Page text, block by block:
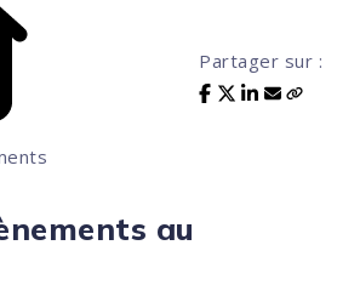
Partager sur :
au